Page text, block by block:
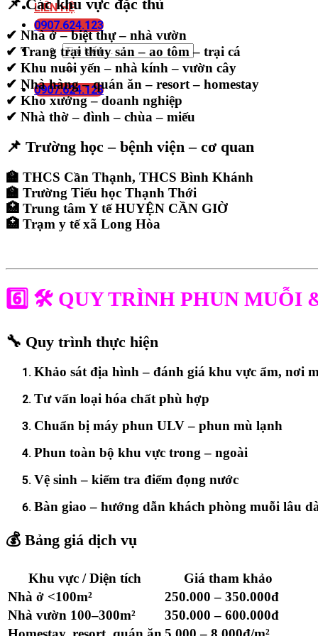
LIÊN HỆ
0907.624.123
0907.624.123
📌 Các khu vực đặc thù
✔ Nhà ở – biệt thự – nhà vườn
✔ Trang trại thủy sản – ao tôm – trại cá
✔ Khu nuôi yến – nhà kính – vườn cây
✔ Nhà hàng – quán ăn – resort – homestay
✔ Kho xưởng – doanh nghiệp
✔ Nhà thờ – đình – chùa – miếu
📌 Trường học – bệnh viện – cơ quan
🏫 THCS Cần Thạnh, THCS Bình Khánh
🏫 Trường Tiểu học Thạnh Thới
🏥 Trung tâm Y tế HUYỆN CẦN GIỜ
🏥 Trạm y tế xã Long Hòa
6️⃣ 🛠 QUY TRÌNH PHUN MUỖI
🔧 Quy trình thực hiện
Khảo sát địa hình – đánh giá khu vực ẩm, nơi
Tư vấn loại hóa chất phù hợp
Chuẩn bị máy phun ULV – phun mù lạnh
Phun toàn bộ khu vực trong – ngoài
Vệ sinh – kiểm tra điểm đọng nước
Bàn giao – hướng dẫn khách phòng muỗi lâu
💰 Bảng giá dịch vụ
Khu vực / Diện tích
Giá tham khảo
Nhà ở <100m²
250.000 – 350.000đ
Nhà vườn 100–300m²
350.000 – 600.000đ